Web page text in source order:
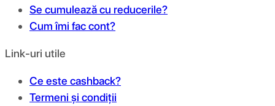
Se cumulează cu reducerile?
Cum îmi fac cont?
Link-uri utile
Ce este cashback?
Termeni și condiții